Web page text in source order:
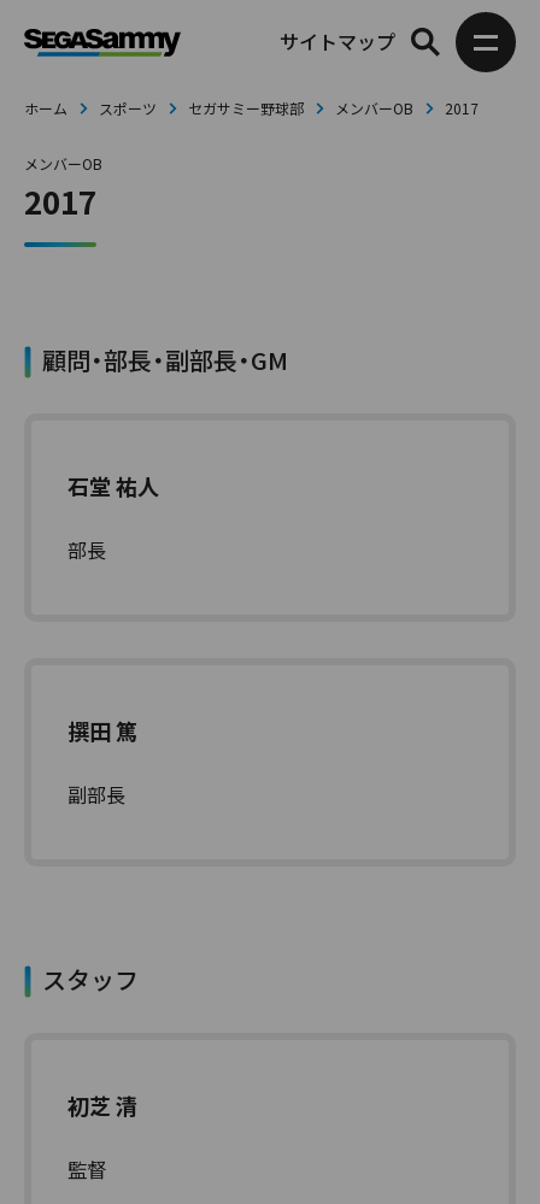
サイトマップ
ホーム スポーツ セガサミー野球部 メンバーOB 2017
メンバーOB
2017
顧問・部長・副部長・GM
石堂 祐人
部長
撰田 篤
副部長
スタッフ
初芝 清
監督